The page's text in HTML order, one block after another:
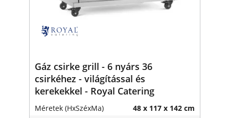
Gáz csirke grill - 6 nyárs 36
csirkéhez - világítással és
kerekekkel - Royal Catering
Méretek (HxSzéxMa) 48 x 117 x 142 cm